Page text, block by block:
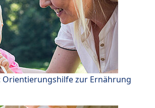
Orientierungshilfe zur Ernährung